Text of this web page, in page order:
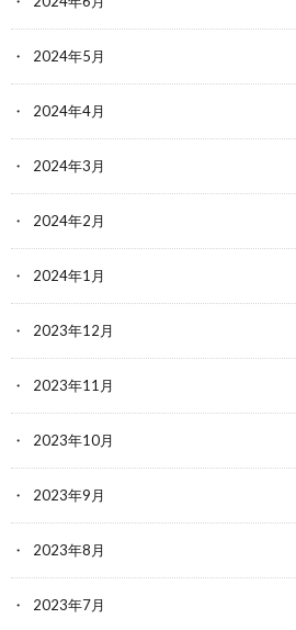
2024年5月
2024年4月
2024年3月
2024年2月
2024年1月
2023年12月
2023年11月
2023年10月
2023年9月
2023年8月
2023年7月